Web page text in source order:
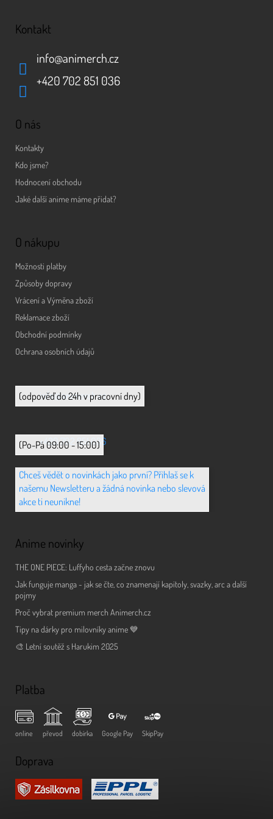
Kontakt
info@animerch.cz
+420 702 851 036
O nás
Kontakty
Kdo jsme?
Hodnocení obchodu
Jaké další anime máme přidat?
O nákupu
Možnosti platby
Způsoby dopravy
Vrácení a Výměna zboží
Reklamace zboží
Obchodní podmínky
Ochrana osobních údajů
info@animerch.cz
(odpověď do 24h v pracovní dny)
+420 702 851 036
(Po-Pá 09:00 - 15:00)
Chceš vědět o novinkách jako první? Přihlaš se k
našemu Newsletteru a žádná novinka nebo slevová
akce ti neunikne!
Anime novinky
THE ONE PIECE: Luffyho cesta začne znovu
Jak funguje manga - jak se čte, co znamenají kapitoly, svazky, arc a další
pojmy
Proč vybrat premium merch Animerch.cz
Tipy na dárky pro milovníky anime 💙
🎨 Letní soutěž s Harukim 2025
Platba
online převod dobírka Google Pay SkipPay
Doprava